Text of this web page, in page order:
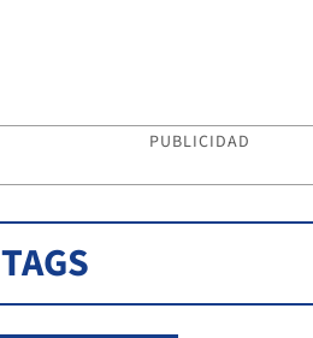
PUBLICIDAD
TAGS